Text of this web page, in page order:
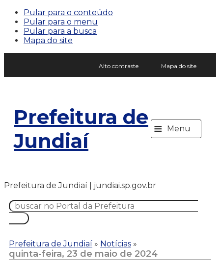
Pular para o conteúdo
Pular para o menu
Pular para a busca
Mapa do site
Alto contraste Mapa do site
Prefeitura de
Jundiaí
≡ Menu
Prefeitura de Jundiaí | jundiai.sp.gov.br
Prefeitura de Jundiaí » Notícias »
quinta-feira, 23 de maio de 2024